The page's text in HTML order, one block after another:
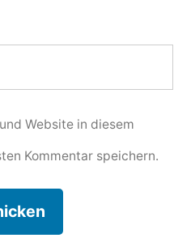
Website in diesem
Kommentar speichern.